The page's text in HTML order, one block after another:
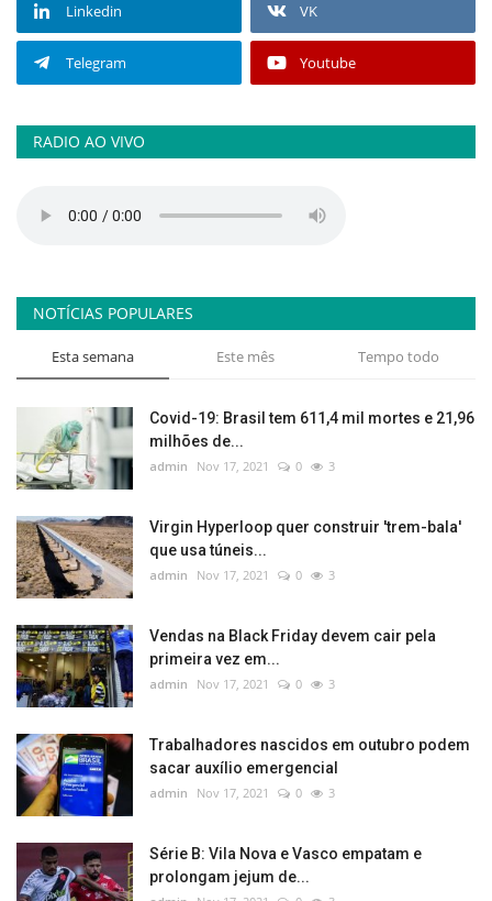
Linkedin VK
Telegram Youtube
RADIO AO VIVO
NOTÍCIAS POPULARES
Esta semana Este mês Tempo todo
Covid-19: Brasil tem 611,4 mil mortes e 21,96
milhões de...
admin Nov 17, 2021 0 3
Virgin Hyperloop quer construir 'trem-bala'
que usa túneis...
admin Nov 17, 2021 0 3
Vendas na Black Friday devem cair pela
primeira vez em...
admin Nov 17, 2021 0 3
Trabalhadores nascidos em outubro podem
sacar auxílio emergencial
admin Nov 17, 2021 0 3
Série B: Vila Nova e Vasco empatam e
prolongam jejum de...